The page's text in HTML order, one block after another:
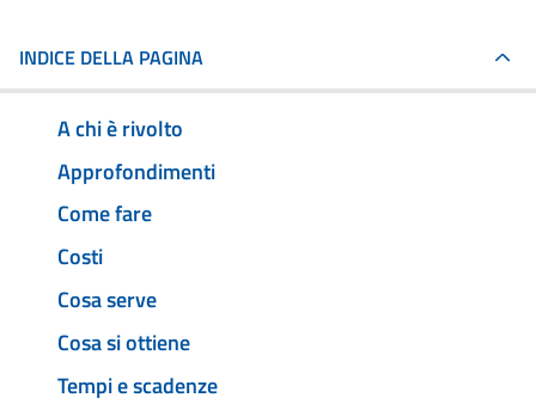
INDICE DELLA PAGINA
A chi è rivolto
Approfondimenti
Come fare
Costi
Cosa serve
Cosa si ottiene
Tempi e scadenze